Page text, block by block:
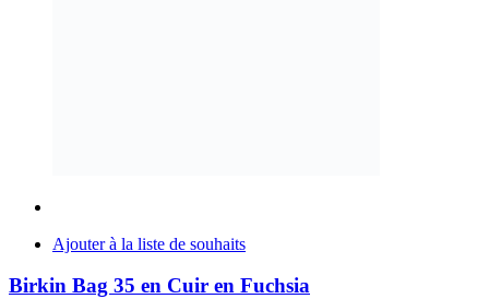
Ajouter à la liste de souhaits
Birkin Bag 35 en Cuir en Fuchsia